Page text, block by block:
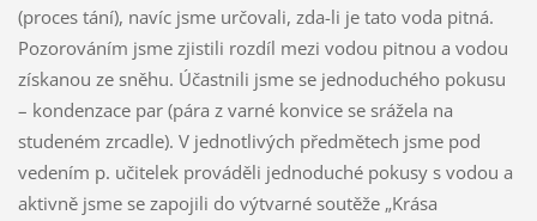
(proces tání), navíc jsme určovali, zda-li je tato voda pitná.
Pozorováním jsme zjistili rozdíl mezi vodou pitnou a vodou
získanou ze sněhu. Účastnili jsme se jednoduchého pokusu
– kondenzace par (pára z varné konvice se srážela na
studeném zrcadle). V jednotlivých předmětech jsme pod
vedením p. učitelek prováděli jednoduché pokusy s vodou a
aktivně jsme se zapojili do výtvarné soutěže „Krása